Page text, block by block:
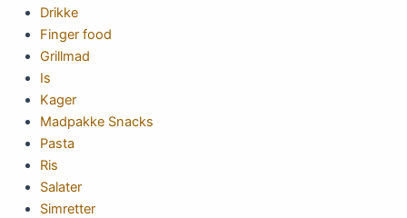
Drikke
Finger food
Grillmad
Is
Kager
Madpakke Snacks
Pasta
Ris
Salater
Simretter